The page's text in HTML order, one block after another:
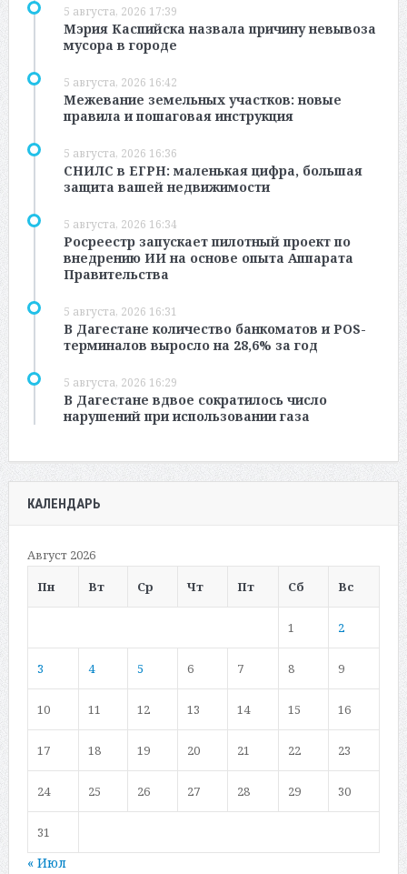
5 августа, 2026 17:39
Мэрия Каспийска назвала причину невывоза
мусора в городе
5 августа, 2026 16:42
Межевание земельных участков: новые
правила и пошаговая инструкция
5 августа, 2026 16:36
СНИЛС в ЕГРН: маленькая цифра, большая
защита вашей недвижимости
5 августа, 2026 16:34
Росреестр запускает пилотный проект по
внедрению ИИ на основе опыта Аппарата
Правительства
5 августа, 2026 16:31
В Дагестане количество банкоматов и POS-
терминалов выросло на 28,6% за год
5 августа, 2026 16:29
В Дагестане вдвое сократилось число
нарушений при использовании газа
КАЛЕНДАРЬ
Август 2026
Пн
Вт Ср Чт Пт Сб Вс
1 2
3 4 5 6 7 8 9
10 11 12 13 14 15 16
17 18 19 20 21 22 23
24 25 26 27 28 29 30
31
« Июл